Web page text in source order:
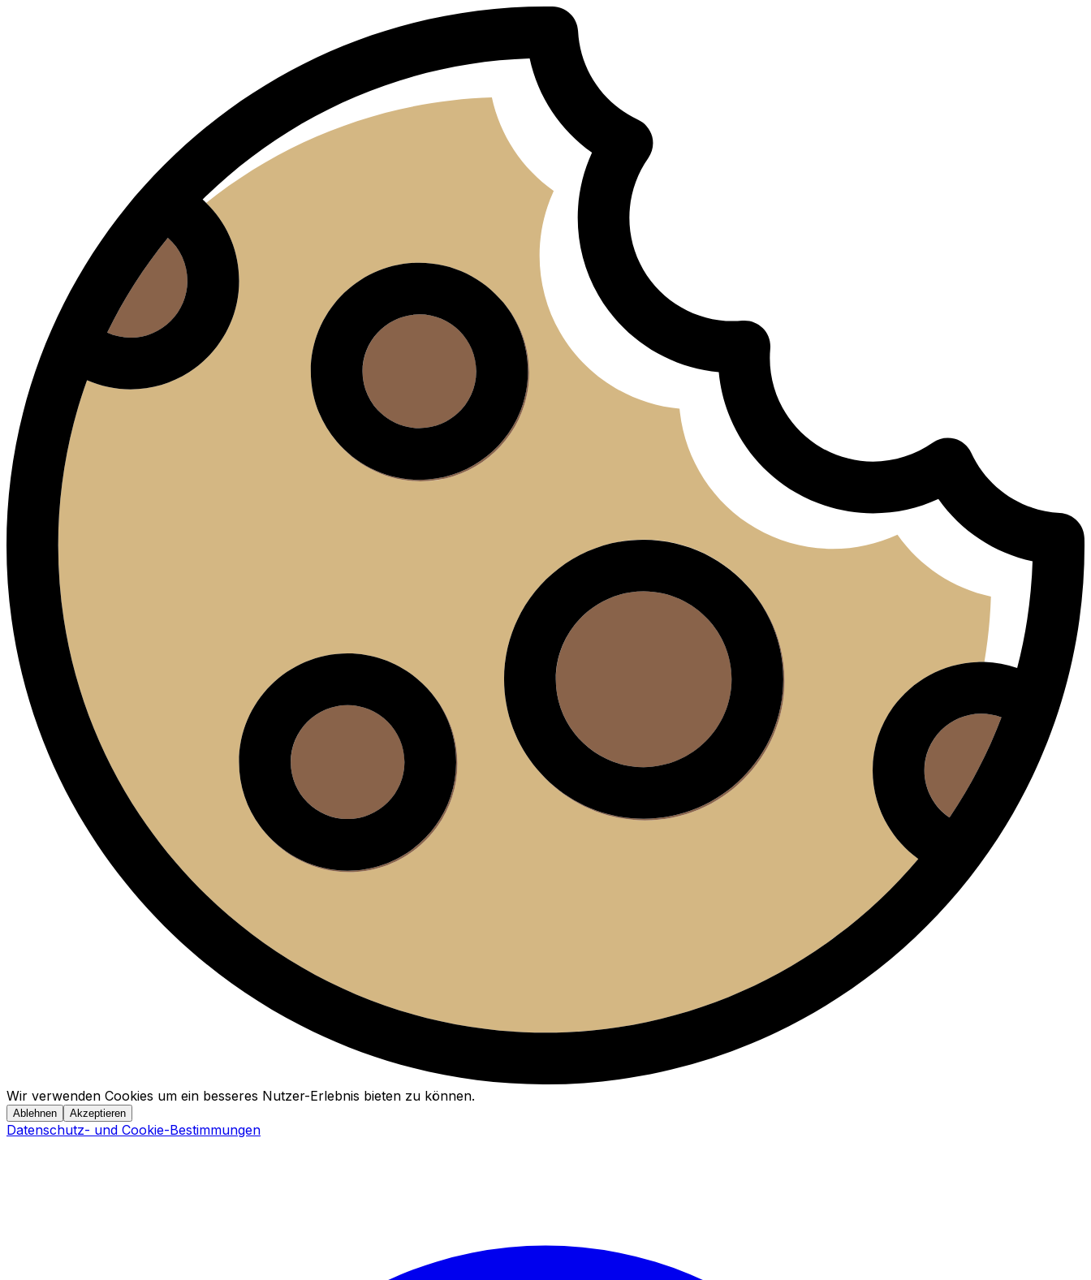
Wir verwenden Cookies um ein besseres Nutzer-Erlebnis bieten zu können.
Ablehnen Akzeptieren
Datenschutz- und Cookie-Bestimmungen